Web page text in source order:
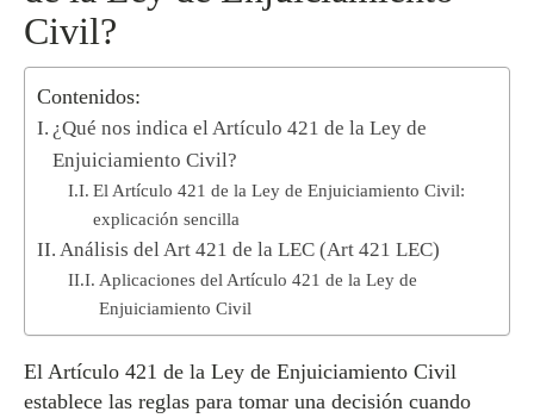
Civil?
Contenidos:
¿Qué nos indica el Artículo 421 de la Ley de
Enjuiciamiento Civil?
El Artículo 421 de la Ley de Enjuiciamiento Civil:
explicación sencilla
Análisis del Art 421 de la LEC (Art 421 LEC)
Aplicaciones del Artículo 421 de la Ley de
Enjuiciamiento Civil
El Artículo 421 de la Ley de Enjuiciamiento Civil
establece las reglas para tomar una decisión cuando